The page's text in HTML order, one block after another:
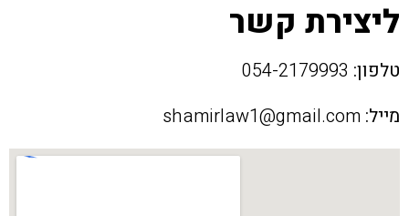
ליצירת קשר
טלפון:
מייל: shamirlaw1@gmail.com